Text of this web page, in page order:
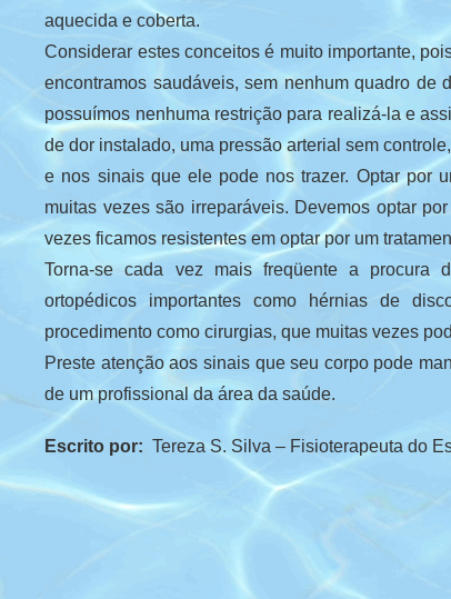
aquecida e coberta.
Considerar estes conceitos é muito importante,
encontramos saudáveis, sem nenhum quadro
possuímos nenhuma restrição para realizá-la e
de dor instalado, uma pressão arterial sem
e nos sinais que ele pode nos trazer. Optar por
muitas vezes são irreparáveis. Devemos optar
vezes ficamos resistentes em optar por um
Torna-se cada vez mais freqüente a procura
ortopédicos importantes como hérnias de
procedimento como cirurgias, que muitas vezes
Preste atenção aos sinais que seu corpo pode
de um profissional da área da saúde.
Escrito por: Tereza S. Silva – Fisioterapeuta do